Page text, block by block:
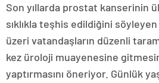
Son yıllarda prostat kanserinin
sıklıkla teşhis edildiğini
üzeri vatandaşların düzenli
kez üroloji muayenesine
yaptırmasını öneriyor. Günlük